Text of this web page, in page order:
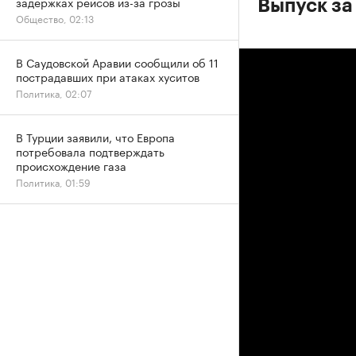
Выпуск
Общество, 02:13
В Саудовской Аравии сообщили об 11
пострадавших при атаках хуситов
Политика, 02:07
В Турции заявили, что Европа
потребовала подтверждать
происхождение газа
Политика, 01:59